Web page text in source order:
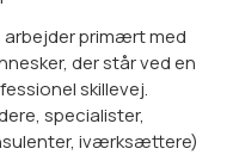
arbejder primært med
der står ved en
skillevej.
specialister,
iværksættere)